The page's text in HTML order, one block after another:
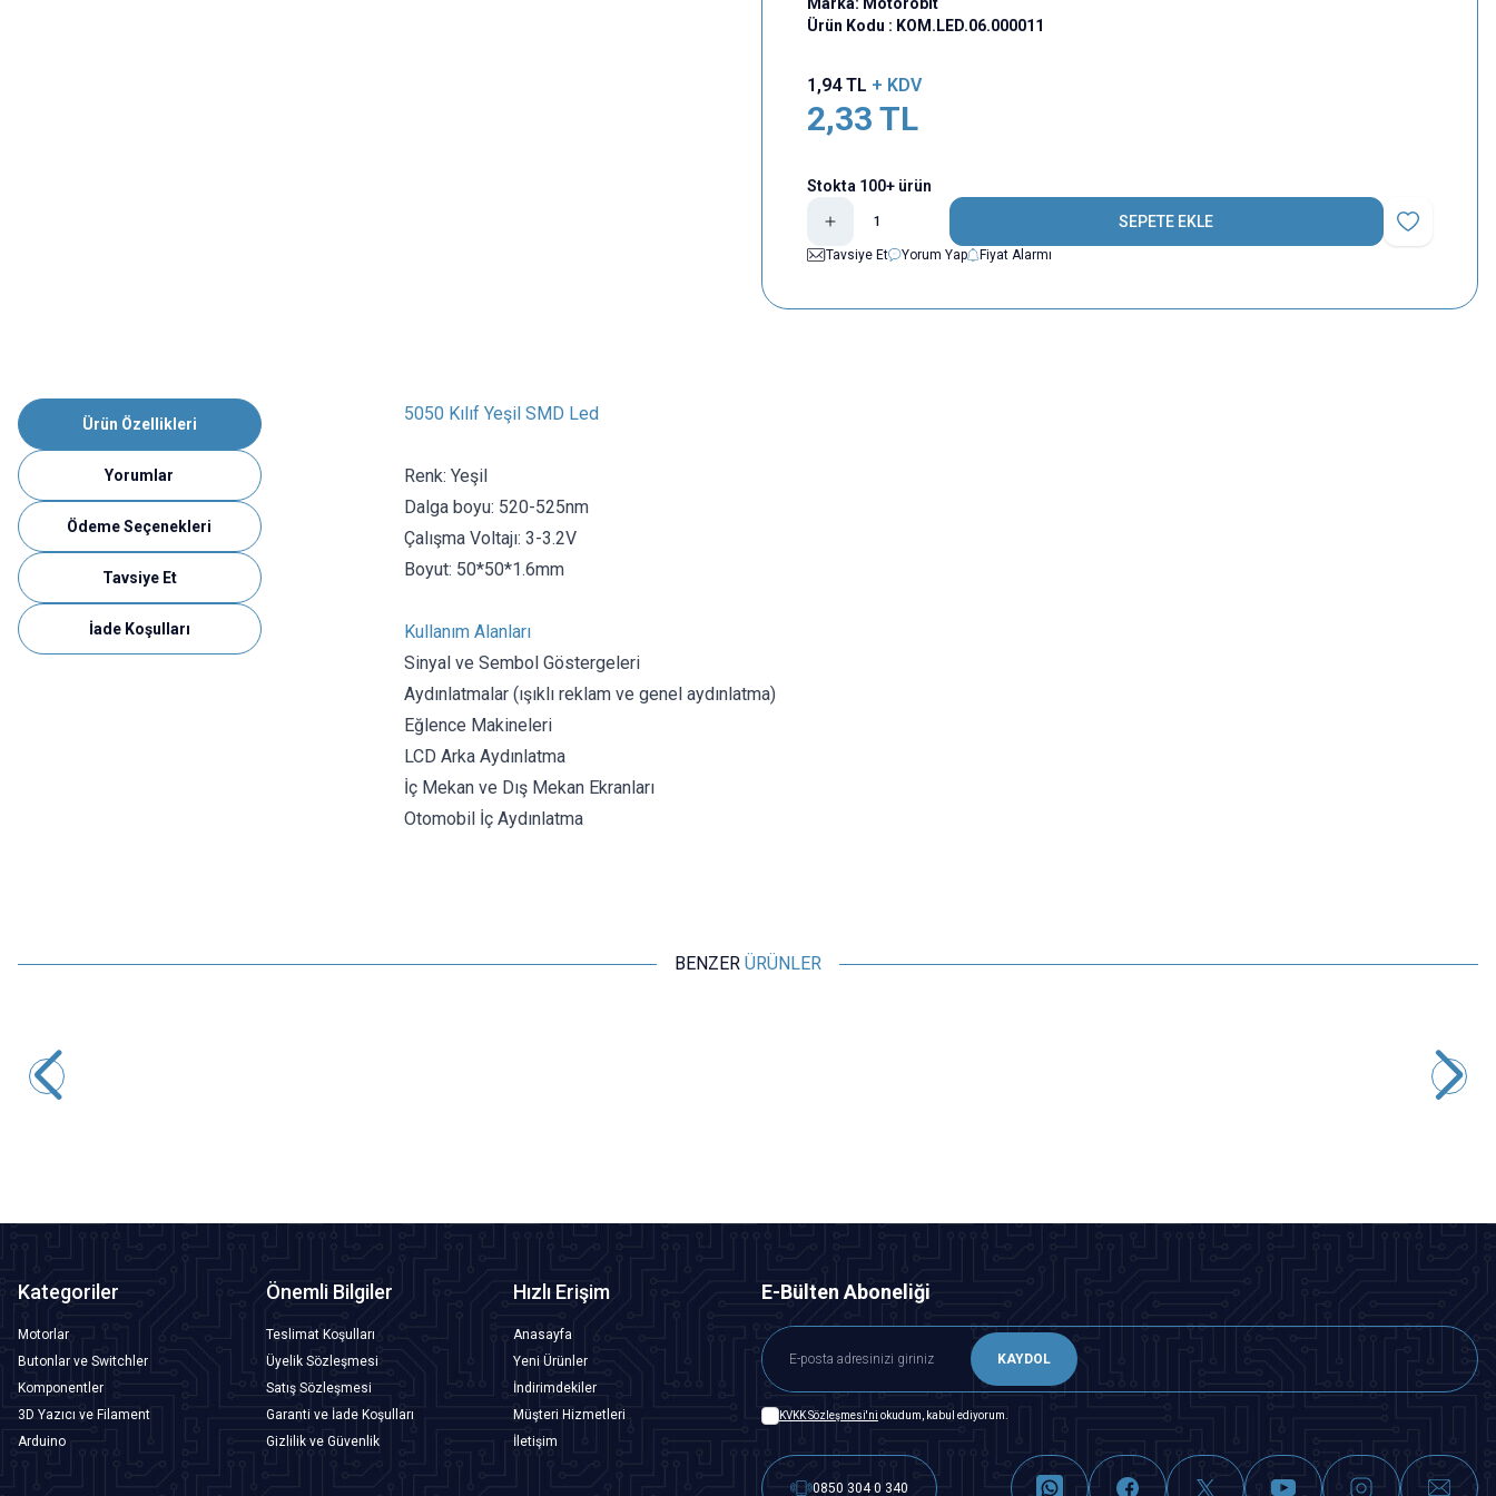
Ürün Kodu : KOM.LED.06.000011
1,94TL + KDV
2,33 TL
Stokta 100+ ürün
SEPETE EKLE
Favoriye Ekle
Tavsiye Et
Yorum Yap Fiyat Alarmı
Ürün Özellikleri
Yorumlar
Ödeme Seçenekleri
Tavsiye Et
İade Koşulları
5050 Kılıf Yeşil SMD Led
Renk: Yeşil
Dalga boyu: 520-525nm
Çalışma Voltajı: 3-3.2V
Boyut: 50*50*1.6mm
Kullanım Alanları
Sinyal ve Sembol Göstergeleri
Aydınlatmalar (ışıklı reklam ve genel aydınlatma)
Eğlence Makineleri
LCD Arka Aydınlatma
İç Mekan ve Dış Mekan Ekranları
Otomobil İç Aydınlatma
BENZER ÜRÜNLER
Kategoriler
Motorlar
Butonlar ve Switchler
Komponentler
3D Yazıcı ve Filament
Arduino
Önemli Bilgiler
Teslimat Koşulları
Üyelik Sözleşmesi
Satış Sözleşmesi
Garanti ve İade Koşulları
Gizlilik ve Güvenlik
Hızlı Erişim
Anasayfa
Yeni Ürünler
İndirimdekiler
Müşteri Hizmetleri
İletişim
E-Bülten Aboneliği
KAYDOL
KVKK Sözleşmesi'ni okudum, kabul ediyorum.
0850 304 0 340